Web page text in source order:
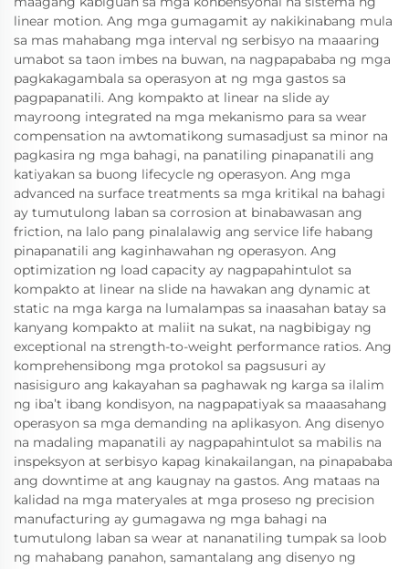
linear motion. Ang mga gumagamit ay nakikinabang mula
sa mas mahabang mga interval ng serbisyo na maaaring
umabot sa taon imbes na buwan, na nagpapababa ng mga
pagkakagambala sa operasyon at ng mga gastos sa
pagpapanatili. Ang kompakto at linear na slide ay
mayroong integrated na mga mekanismo para sa wear
compensation na awtomatikong sumasadjust sa minor na
pagkasira ng mga bahagi, na panatiling pinapanatili ang
katiyakan sa buong lifecycle ng operasyon. Ang mga
advanced na surface treatments sa mga kritikal na bahagi
ay tumutulong laban sa corrosion at binabawasan ang
friction, na lalo pang pinalalawig ang service life habang
pinapanatili ang kaginhawahan ng operasyon. Ang
optimization ng load capacity ay nagpapahintulot sa
kompakto at linear na slide na hawakan ang dynamic at
static na mga karga na lumalampas sa inaasahan batay sa
kanyang kompakto at maliit na sukat, na nagbibigay ng
exceptional na strength-to-weight performance ratios. Ang
komprehensibong mga protokol sa pagsusuri ay
nasisiguro ang kakayahan sa paghawak ng karga sa ilalim
ng iba’t ibang kondisyon, na nagpapatiyak sa maaasahang
operasyon sa mga demanding na aplikasyon. Ang disenyo
na madaling mapanatili ay nagpapahintulot sa mabilis na
inspeksyon at serbisyo kapag kinakailangan, na pinapababa
ang downtime at ang kaugnay na gastos. Ang mataas na
kalidad na mga materyales at mga proseso ng precision
manufacturing ay gumagawa ng mga bahagi na
tumutulong laban sa wear at nananatiling tumpak sa loob
ng mahabang panahon, samantalang ang disenyo ng